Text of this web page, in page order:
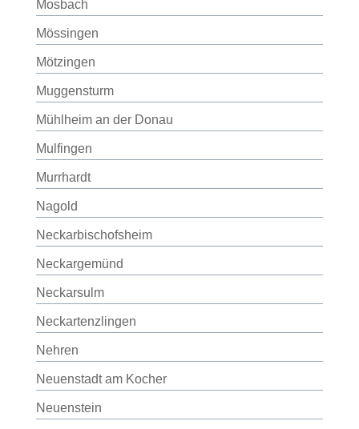
Mosbach
Mössingen
Mötzingen
Muggensturm
Mühlheim an der Donau
Mulfingen
Murrhardt
Nagold
Neckarbischofsheim
Neckargemünd
Neckarsulm
Neckartenzlingen
Nehren
Neuenstadt am Kocher
Neuenstein